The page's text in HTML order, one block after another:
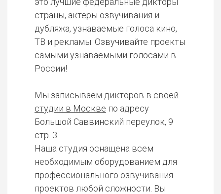
страны, актеры озвучивания и
дубляжа, узнаваемые голоса кино,
ТВ и рекламы. Озвучивайте проекты
самыми узнаваемыми голосами в
России!
Мы записываем дикторов в своей
студии в Москве по адресу
Большой Саввинский переулок, 9
стр. 3.
Наша студия оснащена всем
необходимым оборудованием для
профессионального озвучивания
проектов любой сложности. Вы